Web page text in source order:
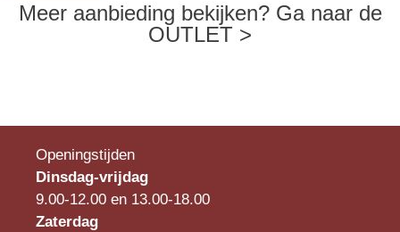
Meer aanbieding bekijken? Ga naar de
OUTLET >
Openingstijden
Dinsdag-vrijdag
9.00-12.00 en 13.00-18.00
Zaterdag